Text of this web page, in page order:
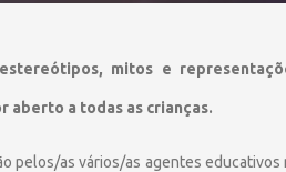
mitos e
aberto a todas as crianças.
pelos/as vários/as agentes